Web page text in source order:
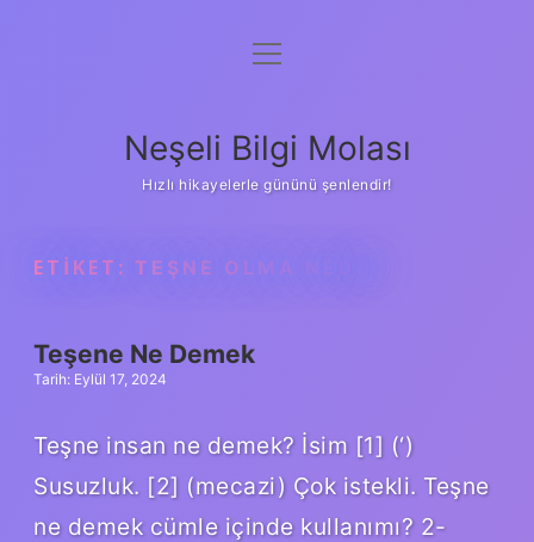
Anasayfa
Yasal Uyarı
menüyü
Neşeli Bilgi Molası
Hızlı hikayelerle gününü şenlendir!
ETIKET: TEŞNE OLMA NEDIR
Teşene Ne Demek
Tarih: Eylül 17, 2024
Teşne insan ne demek? İsim [1] (‘)
Susuzluk. [2] (mecazi) Çok istekli. Teşne
ne demek cümle içinde kullanımı? 2-